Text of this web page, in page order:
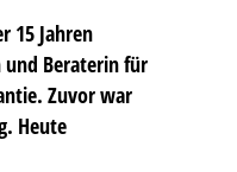
15 Jahren
und Beraterin für
Zuvor war
Heute